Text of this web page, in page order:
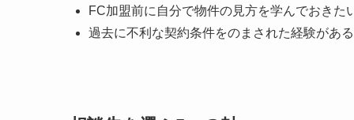
FC加盟前に自分で物件の見方を学んでおきた
過去に不利な契約条件をのまされた経験があ